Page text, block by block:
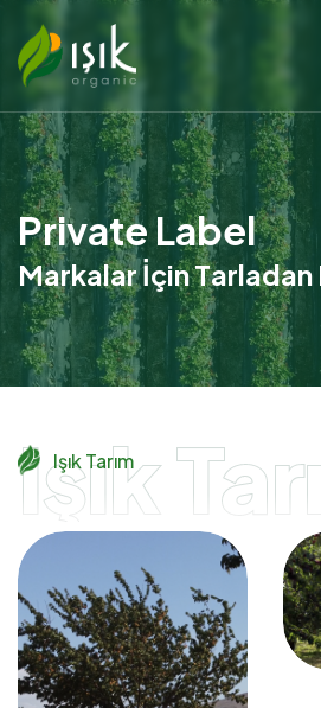
Private Label
MarkalarİçinTarladan
Işık
Işık Tarım